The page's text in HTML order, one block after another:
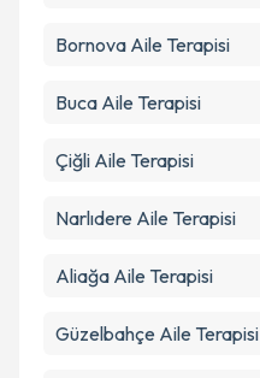
Bornova Aile Terapisi
Buca Aile Terapisi
Çiğli Aile Terapisi
Narlıdere Aile Terapisi
Aliağa Aile Terapisi
Güzelbahçe Aile Terapisi